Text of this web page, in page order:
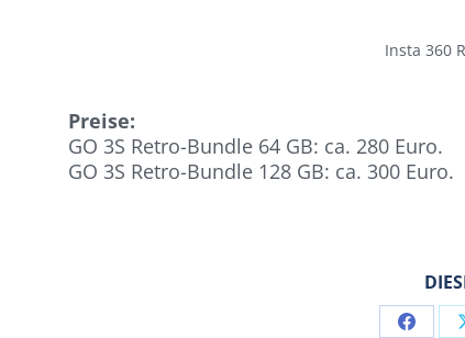
Insta 360
Preise:
GO 3S Retro-Bundle 64 GB: ca. 280 Euro.
GO 3S Retro-Bundle 128 GB: ca. 300 Euro.